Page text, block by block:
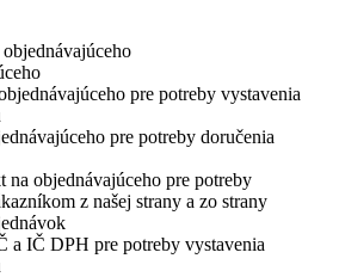
pre potreby vystavenia
pre potreby doručenia
na objednávajúceho pre potreby
z našej strany a zo strany
a IČ DPH pre potreby vystavenia